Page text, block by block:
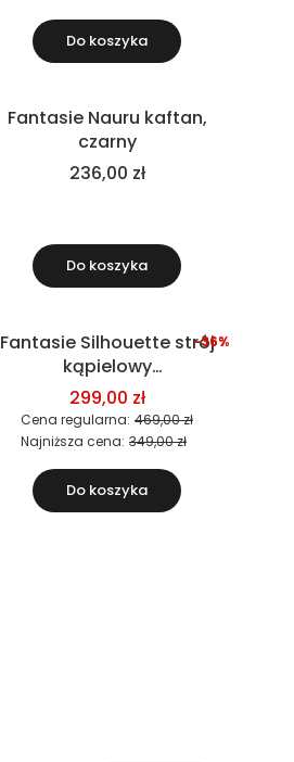
Do koszyka
Fantasie Nauru kaftan,
czarny
236,00 zł
Do koszyka
Okazja
Fantasie Silhouette strój
kąpielowy
jednoczęściowy
299,00 zł
Cena regularna: 469,00 zł
-36%
Najniższa cena: 349,00 zł
Do koszyka